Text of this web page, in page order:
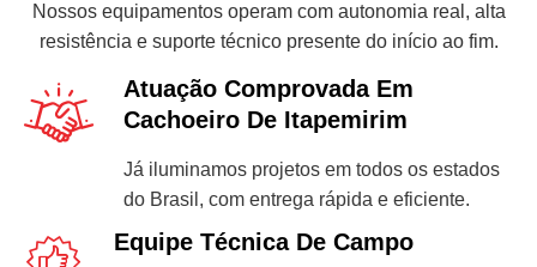
Nossos equipamentos operam com autonomia real, alta
resistência e suporte técnico presente do início ao fim.
Atuação Comprovada Em
Cachoeiro De Itapemirim
Já iluminamos projetos em todos os estados
do Brasil, com entrega rápida e eficiente.
Equipe Técnica De Campo